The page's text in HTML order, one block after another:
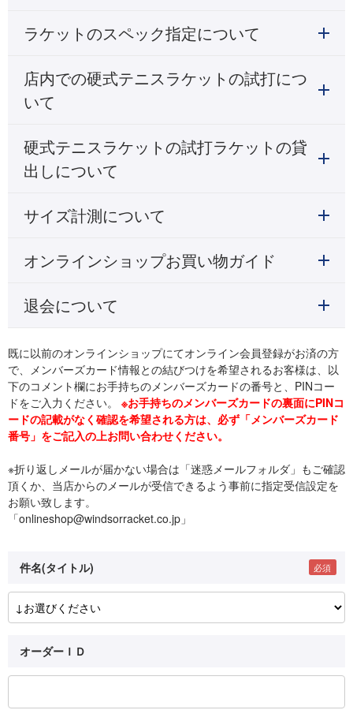
ラケットのスペック指定について
店内での硬式テニスラケットの試打につ
いて
硬式テニスラケットの試打ラケットの貸
出しについて
サイズ計測について
オンラインショップお買い物ガイド
退会について
既に以前のオンラインショップにてオンライン会員登録がお済の方
で、メンバーズカード情報との結びつけを希望されるお客様は、以
下のコメント欄にお手持ちのメンバーズカードの番号と、PINコー
ドをご入力ください。 ※お手持ちのメンバーズカードの裏面にPINコ
ードの記載がなく確認を希望される方は、必ず「メンバーズカード
番号」をご記入の上お問い合わせください。
※折り返しメールが届かない場合は「迷惑メールフォルダ」もご確認
頂くか、当店からのメールが受信できるよう事前に指定受信設定を
お願い致します。
「onlineshop@windsorracket.co.jp」
件名(タイトル)
オーダーＩＤ